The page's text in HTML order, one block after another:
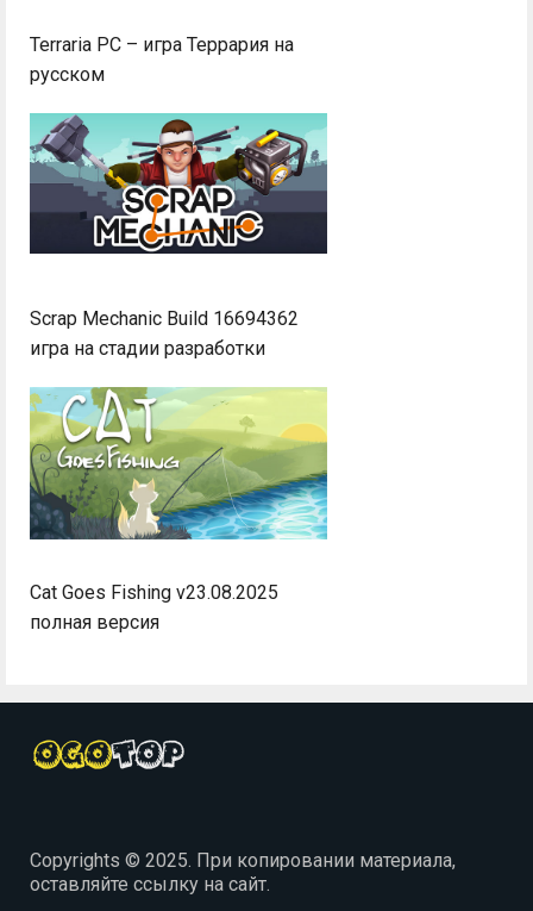
Terraria PC – игра Террария на
русском
Scrap Mechanic Build 16694362
игра на стадии разработки
Cat Goes Fishing v23.08.2025
полная версия
Copyrights © 2025. При копировании материала,
оставляйте ссылку на сайт.